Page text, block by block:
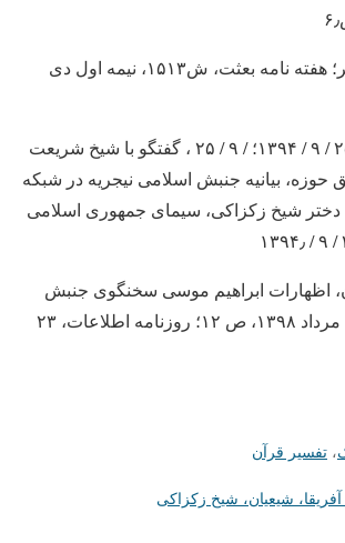
خبرگزاری مهر؛ هفته نامه بعثت، ش۱۵۱۳، نیمه اول دی
صبح صادق، ۲۵ / ۹ / ۱۳۹۴؛ / ۹ / ۲۵ ، گفتگو با شیخ شریعت
حوزه، بیانیه جنبش اسلامی نیجریه در شبکه
دختر شیخ زکزاکی، سیمای جمهوری اسلامی
اظهارات ابراهیم موسی سخنگوی جنبش
اسلامی نیجریه، ۲۶ مرداد ۱۳۹۸، ص ۱۲؛ روزنامه اطلاعات، ۲۳
، تفسیر قرآن
شیعیان، شیخ زکزاکی